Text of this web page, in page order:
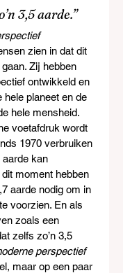
3,5 aarde.”
zien in dat dit
Zij hebben
ontwikkeld en
hele planeet en de
hele mensheid.
voetafdruk wordt
1970 verbruiken
kan
moment hebben
aarde nodig om in
voorzien. En als
zoals een
zelfs zo’n 3,5
perspectief
maar op een paar